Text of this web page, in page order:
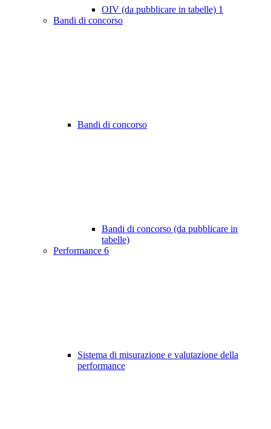
OIV (da pubblicare in tabelle) 1
Bandi di concorso
Bandi di concorso
Bandi di concorso (da pubblicare in
tabelle)
Performance 6
Sistema di misurazione e valutazione della
performance